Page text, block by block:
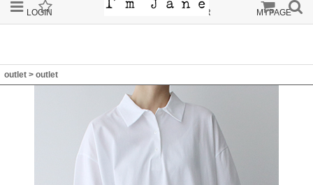
LOGIN ORDER MYPAGE
outlet > outlet